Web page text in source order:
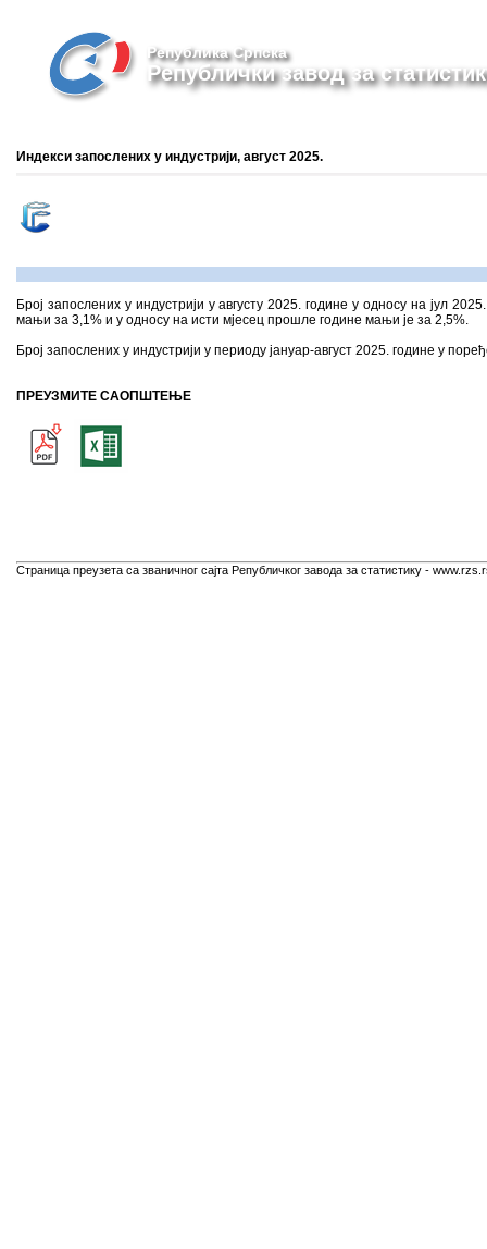
Република Српска
Републички завод за
Индекси запослених у индустрији, август 2025.
Број запослених у индустрији у августу 2025. године у односу на јул
мањи за 3,1% и у односу на исти мјесец прошле године мањи је за 2,5%.
Број запослених у индустрији у периоду јануар-август 2025. године у
ПРЕУЗМИТЕ САОПШТЕЊЕ
Страница преузета са званичног сајта Републичког завода за статистику -